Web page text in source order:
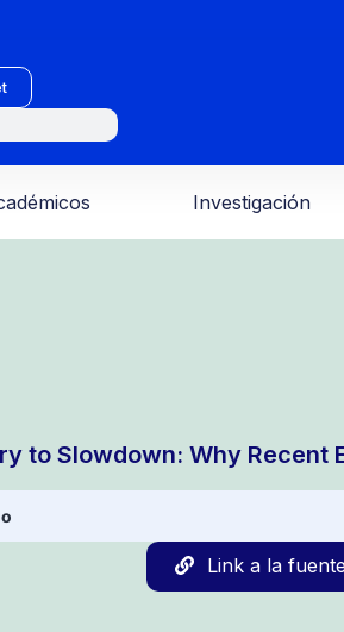
Investigación
to Slowdown: Why
Link a la